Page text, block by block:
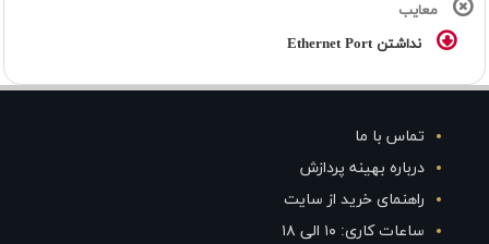
معایب
نداشتن Ethernet Port
تماس با ما
درباره بهینه پردازش
راهنمای خرید از سایت
ساعات کاری: ۱۰ الی ۱۸